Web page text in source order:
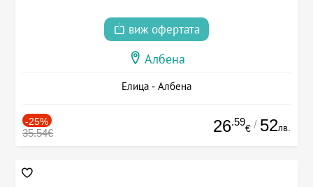
виж офертата
Албена
Елица - Албена
-25%
35.54€ 26.59
€ / 52лв.